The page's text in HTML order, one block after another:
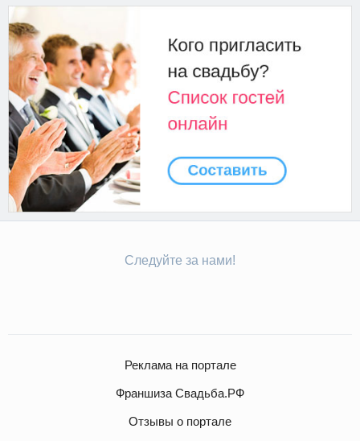
Следуйте за нами!
Реклама на портале
Франшиза Свадьба.РФ
Отзывы о портале